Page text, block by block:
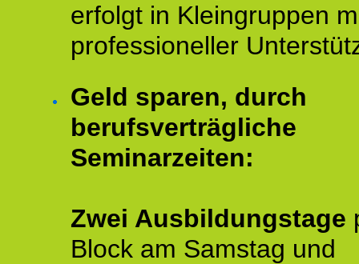
erfolgt in Kleingruppen
professioneller
Geld sparen, durch
berufsverträgliche
Seminarzeiten:
Zwei Ausbildungstage
Block am Samstag und